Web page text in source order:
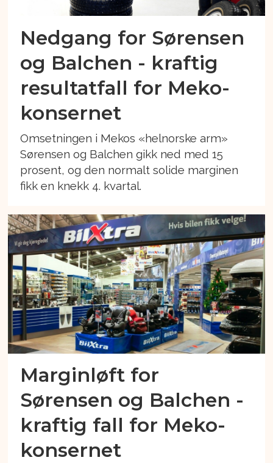
Nedgang for Sørensen
og Balchen - kraftig
resultatfall for Meko-
konsernet
Omsetningen i Mekos «helnorske arm»
Sørensen og Balchen gikk ned med 15
prosent, og den normalt solide marginen
fikk en knekk 4. kvartal.
Marginløft for
Sørensen og Balchen -
kraftig fall for Meko-
konsernet